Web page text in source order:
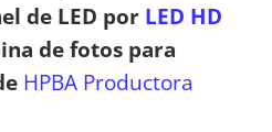
de LED por LED HD
de fotos para
HPBA Productora